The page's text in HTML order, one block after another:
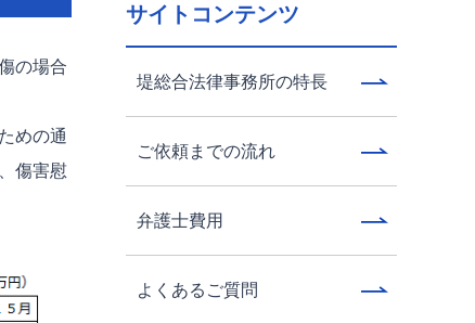
の場合
めの通
傷害慰
サイトコンテンツ
堤総合法律事務所の特長
ご依頼までの流れ
弁護士費用
よくあるご質問